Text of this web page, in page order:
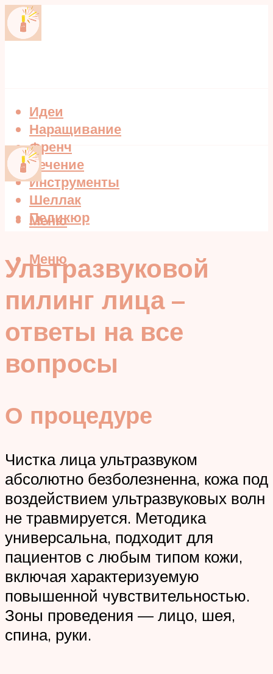
Идеи
Наращивание
Френч
Лечение
Инструменты
Шеллак
Педикюр
Меню
Меню
Ультразвуковой
пилинг лица –
ответы на все
вопросы
О процедуре
Чистка лица ультразвуком
абсолютно безболезненна, кожа под
воздействием ультразвуковых волн
не травмируется. Методика
универсальна, подходит для
пациентов с любым типом кожи,
включая характеризуемую
повышенной чувствительностью.
Зоны проведения — лицо, шея,
спина, руки.